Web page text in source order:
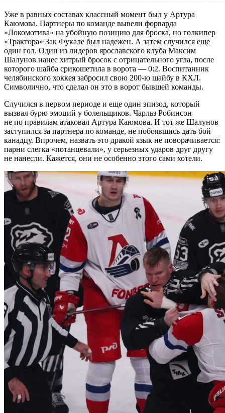
Уже в равных составах классный момент был у Артура
Каюмова. Партнеры по команде вывели форварда
«Локомотива» на убойную позицию для броска, но голкипер
«Трактора» Зак Фукале был надежен. А затем случился еще
один гол. Один из лидеров ярославского клуба Максим
Шалунов нанес хитрый бросок с отрицательного угла, после
которого шайба срикошетила в ворота — 0:2. Воспитанник
челябинского хоккея забросил свою 200-ю шайбу в КХЛ.
Символично, что сделал он это в ворот бывшей команды.
Случился в первом периоде и еще один эпизод, который
вызвал бурю эмоций у болельщиков. Чарльз Робинсон
не по правилам атаковал Артура Каюмова. И тот же Шалунов
заступился за партнера по команде, не побоявшись дать бой
канадцу. Впрочем, назвать это дракой язык не поворачивается:
парни слегка «потанцевали», у серьезных ударов друг другу
не нанесли. Кажется, они не особенно этого сами хотели.